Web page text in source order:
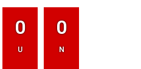
0
U
0
N